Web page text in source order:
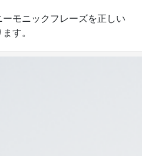
モニックフレーズを正しい
す。